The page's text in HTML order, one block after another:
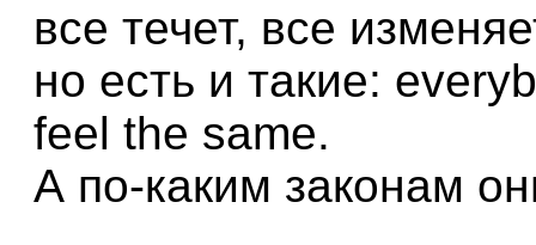
все течет, все
но есть и такие:
feel the same.
А по-каким законам